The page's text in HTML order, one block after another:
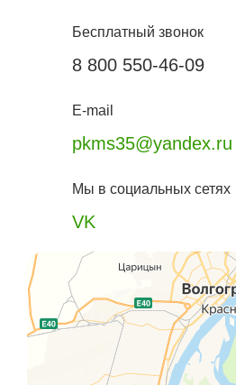
Бесплатный звонок
8 800 550-46-09
E-mail
pkms35@yandex.ru
Мы в социальных сетях
VK